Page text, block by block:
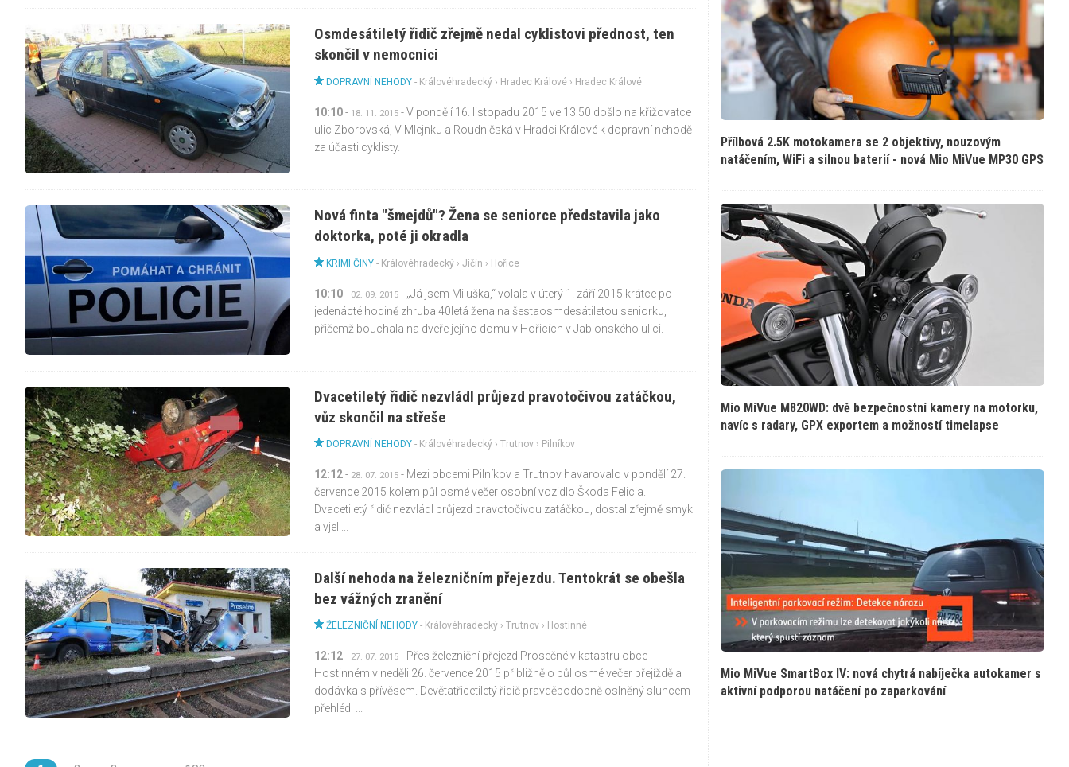
Osmdesátiletý řidič zřejmě nedal cyklistovi přednost, ten
skončil v nemocnici
DOPRAVNÍ NEHODY- Královéhradecký › Hradec Králové › Hradec Králové
10:10- 18. 11. 2015 - V pondělí 16. listopadu 2015 ve 13:50 došlo na křižovatce
ulic Zborovská, V Mlejnku a Roudničská v Hradci Králové k dopravní nehodě
za účasti cyklisty.
Nová finta "šmejdů"? Žena se seniorce představila jako
doktorka, poté ji okradla
KRIMI ČINY- Královéhradecký ›Jičín › Hořice
10:10- 02. 09. 2015 - „Já jsem Miluška,“ volala v úterý 1. září 2015 krátce po
jedenácté hodině zhruba 40letá žena na šestaosmdesátiletou seniorku,
přičemž bouchala na dveře jejího domu v Hořicích v Jablonského ulici.
Dvacetiletý řidič nezvládl průjezd pravotočivou zatáčkou,
vůz skončil na střeše
DOPRAVNÍ NEHODY- Královéhradecký ›Trutnov › Pilníkov
12:12- 28. 07. 2015 - Mezi obcemi Pilníkov a Trutnov havarovalo v pondělí 27.
července 2015 kolem půl osmé večer osobní vozidlo Škoda Felicia.
Dvacetiletý řidič nezvládl průjezd pravotočivou zatáčkou, dostal zřejmě smyk
a vjel ...
Další nehoda na železničním přejezdu. Tentokrát se obešla
bez vážných zranění
ŽELEZNIČNÍ NEHODY- Královéhradecký ›Trutnov › Hostinné
12:12- 27. 07. 2015 - Přes železniční přejezd Prosečné v katastru obce
Hostinném v neděli 26. července 2015 přibližně o půl osmé večer přejížděla
dodávka s přívěsem. Devětatřicetiletý řidič pravděpodobně oslněný sluncem
přehlédl ...
Přílbová 2.5K motokamera se 2 objektivy, nouzovým
natáčením, WiFi a silnou baterií - nová Mio MiVue MP30 GPS
Mio MiVue M820WD: dvě bezpečnostní kamery na motorku,
navíc s radary, GPX exportem a možností timelapse
Mio MiVue SmartBox IV: nová chytrá nabíječka autokamer s
aktivní podporou natáčení po zaparkování